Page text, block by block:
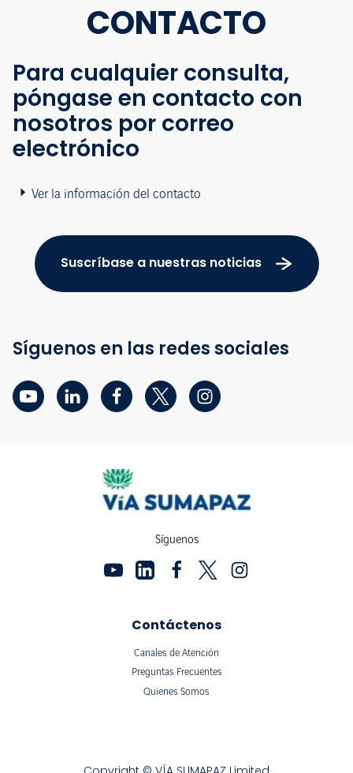
CONTACTO
Para cualquier consulta,
póngase en contacto con
nosotros por correo
electrónico
Ver la información del contacto
Suscríbase a nuestras noticias
Síguenos en las redes sociales
Síguenos
Contáctenos
Canales de Atención
Preguntas Frecuentes
Quienes Somos